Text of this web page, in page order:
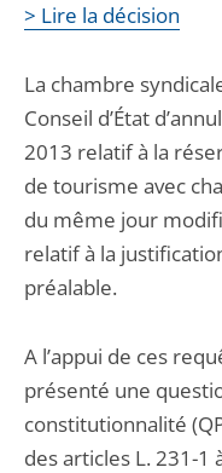
> Lire la décision
La chambre
Conseil d’État
2013 relatif à la
de tourisme avec
du même jour
relatif à la
préalable.
A l’appui de ces
présenté une
constitutionnalité
des articles L. 231-1